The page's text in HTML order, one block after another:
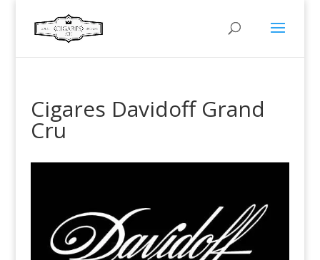
Cigares Davidoff Grand
Cru